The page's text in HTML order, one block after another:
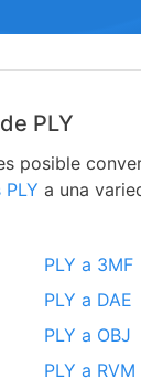
PLY
posible
a una
PLY a 3MF
PLY a DAE
PLY a OBJ
PLY a RVM